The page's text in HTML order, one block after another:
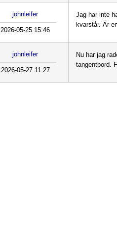
johnleifer
2026-05-25 15:46
Jag har inte
kvarstår. Är
johnleifer
2026-05-27 11:27
Nu har jag
tangentbord.